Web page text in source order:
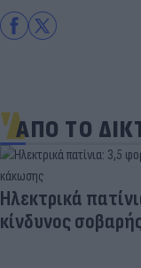
ΑΠΟ ΤΟ
Ηλεκτρικά
κίνδυνος